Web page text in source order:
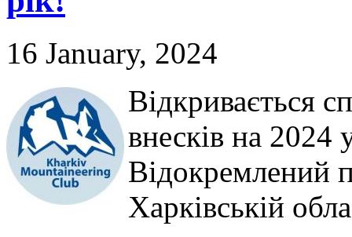
16 January, 2024
Відкривається
внесків на 2024
Відокремлений
Харківській